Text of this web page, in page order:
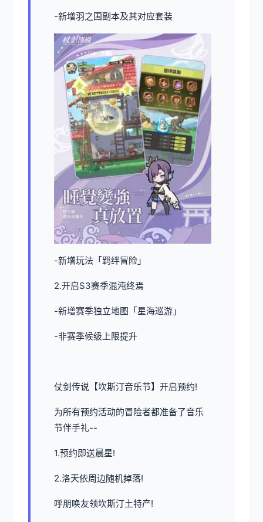
-新增羽之国副本及其对应套装
-新增玩法「羁绊冒险」
2.开启S3赛季混沌终焉
-新增赛季独立地图「星海巡游」
-非赛季候级上限提升
仗剑传说【坎斯汀音乐节】开启预约!
为所有预约活动的冒险者都准备了音乐
节伴手礼--
1.预约即送晨星!
2.洛天依周边随机掉落!
呼朋唤友领坎斯汀土特产!